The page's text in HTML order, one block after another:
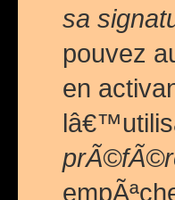
sa
pouvez
en